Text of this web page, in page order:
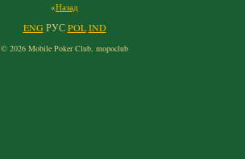
«Назад
ENG РУС POL IND
© 2026 Mobile Poker Club, mopoclub